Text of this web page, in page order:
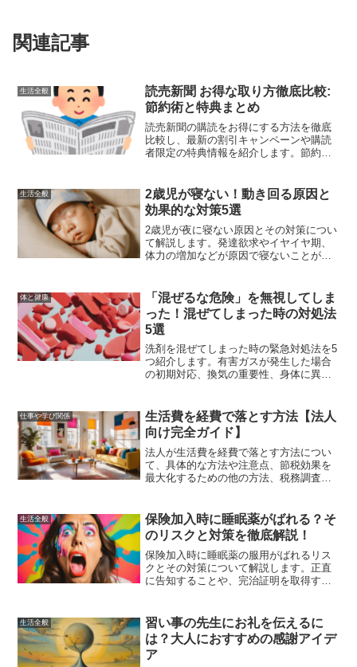
関連記事
生活全般
読売新聞 お得な取り方徹底比較:
節約術と特典まとめ
読売新聞の購読をお得にする方法を徹底
比較し、最新の割引キャンペーンや購読
者限定の特典情報を紹介します。節約術
生活全般
2歳児が寝ない！動き回る原因と
効果的な対策5選
2歳児が夜に寝ない原因とその対策につい
て解説します。発達欲求やイヤイヤ期、
体力の増加などが原因で寝ないことが多
体と健康
「混ぜるな危険」を無視してしま
った！混ぜてしまった時の対処法
5選
洗剤を混ぜてしまった時の緊急対処法を5
つ紹介します。有害ガスが発生した場合
の初期対応、換気の重要性、身体に異常
す。
仕事や学び関係
生活費を経費で落とす方法【法人
向け完全ガイド】
法人が生活費を経費で落とす方法につい
て、具体的な方法や注意点、節税効果を
最大化するための他の方法、税務調査で
生活全般
保険加入時に睡眠薬がばれる？そ
のリスクと対策を徹底解説！
保険加入時に睡眠薬の服用がばれるリス
クとその対策について解説します。正直
に告知することや、完治証明を取得する
入する方法を紹介します。
生活全般
習い事の先生にお礼を伝えるに
は？大人におすすめの感謝アイデ
ア